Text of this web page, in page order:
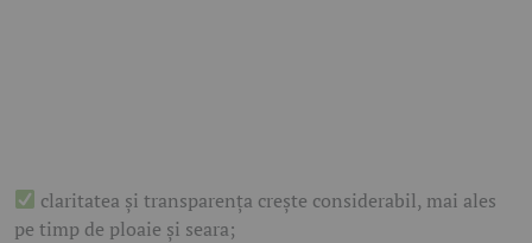
claritatea și transparența crește considerabil, mai ales
pe timp de ploaie și seara;